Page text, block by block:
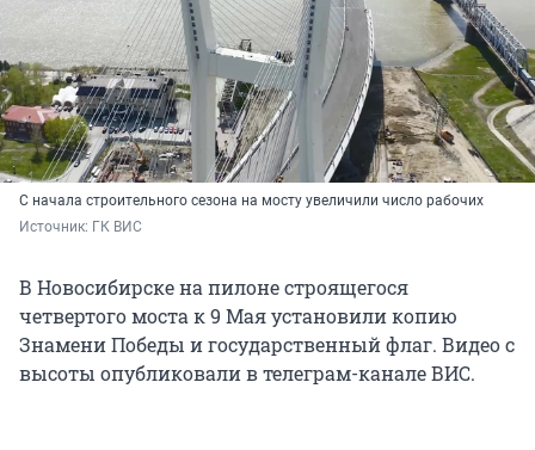
С начала строительного сезона на мосту увеличили число рабочих
Источник: ГК ВИС
В Новосибирске на пилоне строящегося
четвертого моста к 9 Мая установили копию
Знамени Победы и государственный флаг. Видео с
высоты опубликовали в телеграм-канале ВИС.